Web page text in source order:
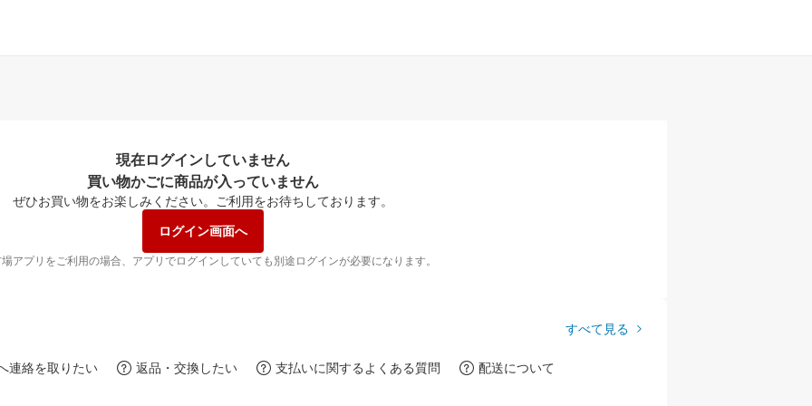
現在ログインしていません
買い物かごに商品が入っていません
ぜひお買い物をお楽しみください。 ご利用をお待ちしております。
ログイン画面へ
アプリをご利用の場合、アプリでログインしていても別途ログインが必要になります。
すべて見る
連絡を取りたい 返品・交換したい 支払いに関するよくある質問 配送について